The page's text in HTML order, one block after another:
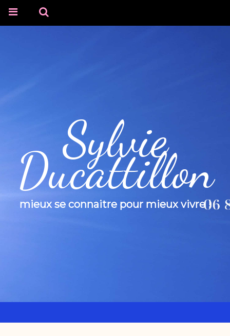
Sylvie
Ducattillon
mieux se connaitre pour mieux vivre !